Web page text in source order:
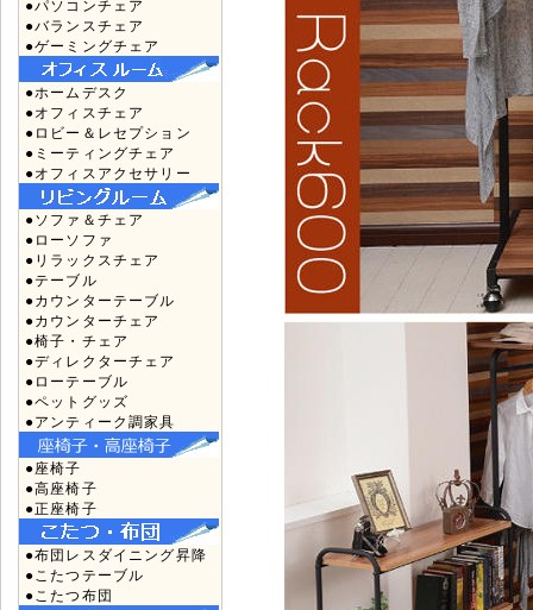
●パソコンチェア
●バランスチェア
●ゲーミングチェア
●ホームデスク
●オフィスチェア
●ロビー＆レセプション
●ミーティングチェア
●オフィスアクセサリー
●ソファ＆チェア
●ローソファ
●リラックスチェア
●テーブル
●カウンターテーブル
●カウンターチェア
●椅子・チェア
●ディレクターチェア
●ローテーブル
●ペットグッズ
●アンティーク調家具
●座椅子
●高座椅子
●正座椅子
●布団レスダイニング昇降
●こたつテーブル
●こたつ布団